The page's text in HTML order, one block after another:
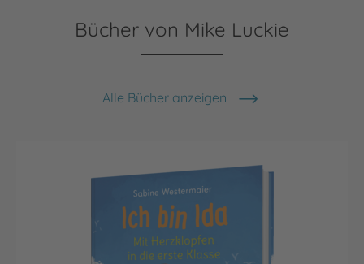
Bücher von Mike Luckie
Alle Bücher anzeigen